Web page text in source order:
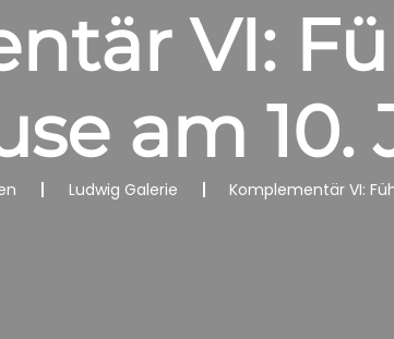
VI:
am 10.
Ludwig Galerie Komplementär VI: